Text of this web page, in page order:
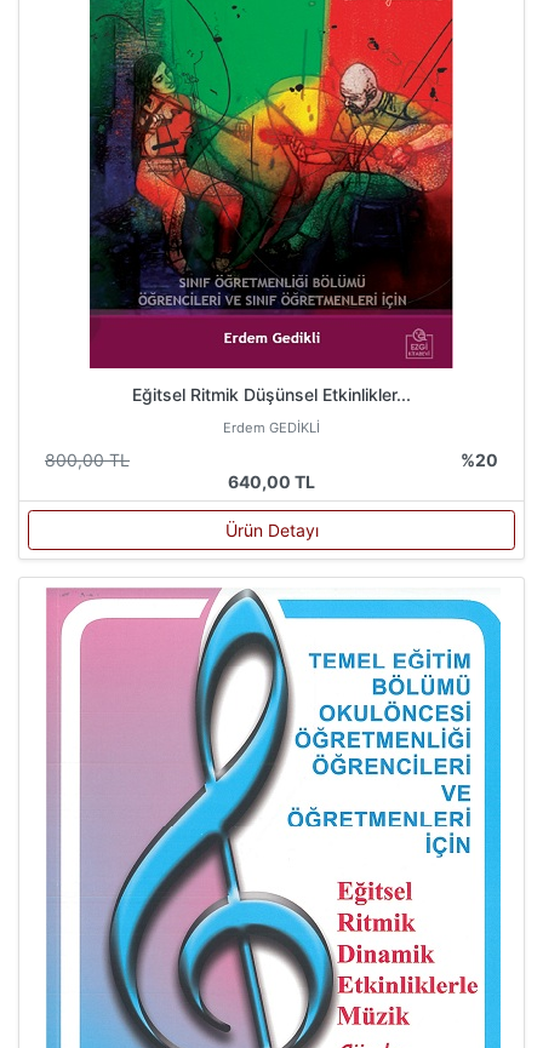
Eğitsel Ritmik Düşünsel Etkinlikler...
Erdem GEDİKLİ
800,00 TL
%20
640,00 TL
Ürün Detayı